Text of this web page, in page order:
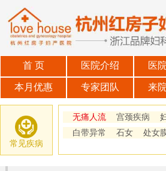
首 页 医院介绍 医
本月优惠 专家团队 来
常见疾病
无痛人流 宫颈疾病
白带异常
石女 处女